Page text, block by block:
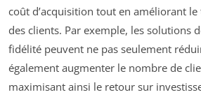
coût d’acquisition tout en améliorant
des clients. Par exemple, les solutions
fidélité peuvent ne pas seulement
également augmenter le nombre de
maximisant ainsi le retour sur